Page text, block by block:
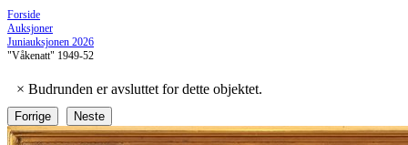
Forside
Auksjoner
Juniauksjonen 2026
"Våkenatt" 1949-52
× Budrunden er avsluttet for dette objektet.
Forrige Neste